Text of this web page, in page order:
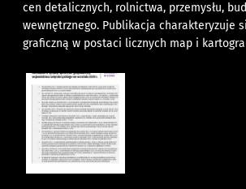
cen detalicznych, rolnictwa, przemysłu,
wewnętrznego. Publikacja charakteryzuje
graficzną w postaci licznych map i